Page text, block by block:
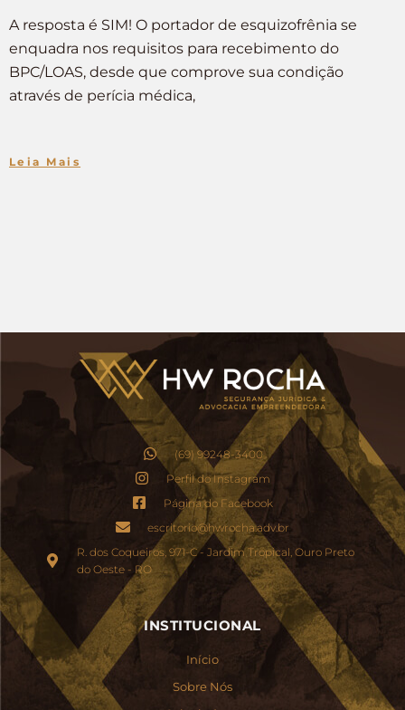
A resposta é SIM! O portador de esquizofrênia se
enquadra nos requisitos para recebimento do
BPC/LOAS, desde que comprove sua condição
através de perícia médica,
Leia Mais
(69) 99248-3400
Perfil do Instagram
Página do Facebook
escritorio@hwrocha.adv.br
R. dos Coqueiros, 971-C - Jardim Tropical, Ouro Preto
do Oeste - RO
INSTITUCIONAL
Início
Sobre Nós